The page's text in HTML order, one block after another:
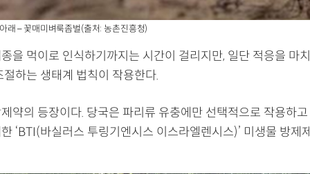
래 – 꽃매미벼룩좀벌(출처: 농촌진흥청)
을 먹이로 인식하기까지는 시간이 걸리지만, 일단 적응을 마치
하는 생태계 법칙이 작용한다.
약의 등장이다. 당국은 파리류 유충에만 선택적으로 작용하고
‘BTI(바실러스 투링기엔시스 이스라엘렌시스)’ 미생물 방제제